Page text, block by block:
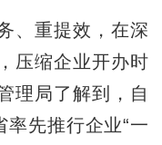
重提效，在深
压缩企业开办时
理局了解到，自
率先推行企业“一